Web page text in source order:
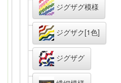
ジグザグ模様
ジグザク[1色]
ジグザグ